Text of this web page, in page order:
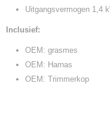
Uitgangsvermogen 1,4
Inclusief:
OEM: grasmes
OEM: Harnas
OEM: Trimmerkop